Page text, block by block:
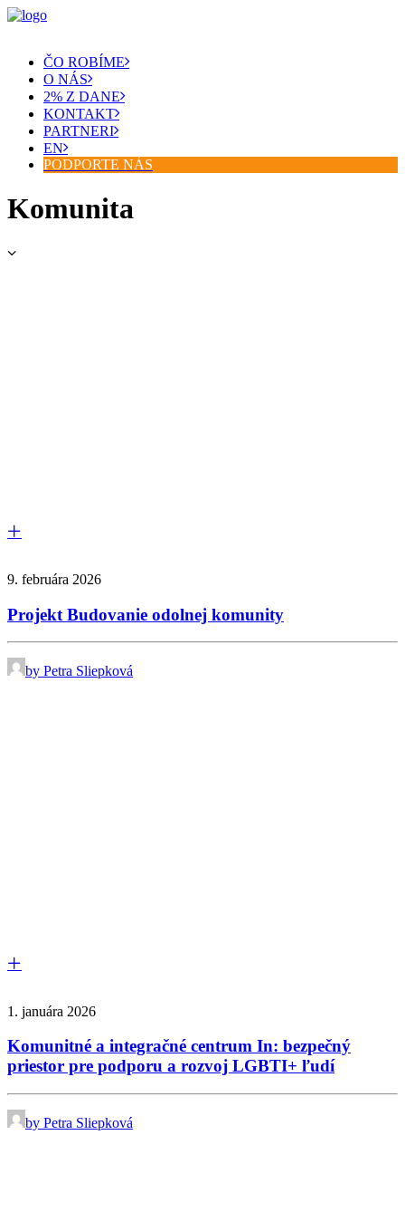
ČO ROBÍME
O NÁS
2% Z DANE
KONTAKT
PARTNERI
EN
PODPORTE NÁS
Komunita
9. februára 2026
Projekt Budovanie odolnej komunity
by Petra Sliepková
1. januára 2026
Komunitné a integračné centrum In: bezpečný
priestor pre podporu a rozvoj LGBTI+ ľudí
by Petra Sliepková